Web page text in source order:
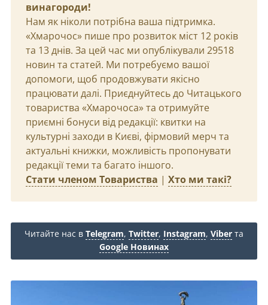
винагороди!
Нам як ніколи потрібна ваша підтримка.
«Хмарочос» пише про розвиток міст 12 років
та 13 днів. За цей час ми опублікували 29518
новин та статей. Ми потребуємо вашої
допомоги, щоб продовжувати якісно
працювати далі. Приєднуйтесь до Читацького
товариства «Хмарочоса» та отримуйте
приємні бонуси від редакції: квитки на
культурні заходи в Києві, фірмовий мерч та
актуальні книжки, можливість пропонувати
редакції теми та багато іншого.
Стати членом Товариства | Хто ми такі?
Читайте нас в Telegram, Twitter, Instagram, Viber та
Google Новинах